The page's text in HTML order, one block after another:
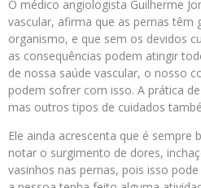
O médico angiologista Guilherme
vascular, afirma que as pernas têm
organismo, e que sem os devidos
as consequências podem atingir
de nossa saúde vascular, o nosso
podem sofrer com isso. A prática
mas outros tipos de cuidados
Ele ainda acrescenta que é
notar o surgimento de dores,
vasinhos nas pernas, pois isso